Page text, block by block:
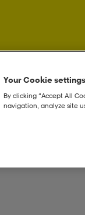
Your Cookie settings
By clicking “Accept All
navigation, analyze site